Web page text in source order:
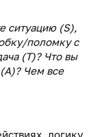
ситуацию (S),
поломку с
(T)? Что вы
Чем все
логику